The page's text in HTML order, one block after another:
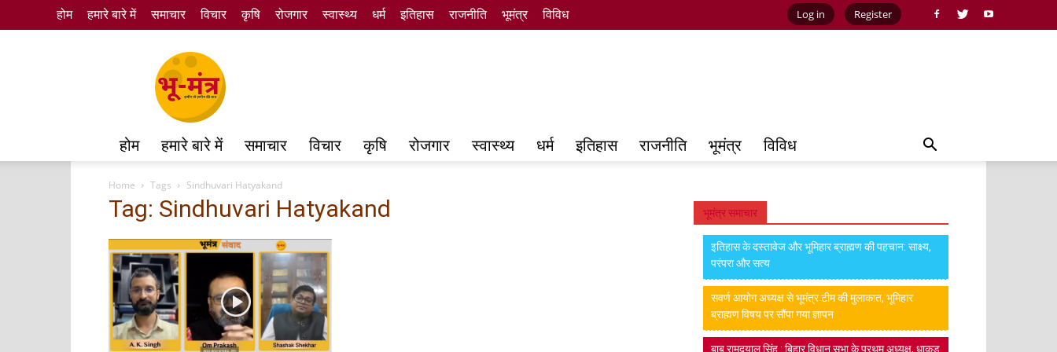
होम हमारे बारे में समाचार विचार कृषि रोजगार स्वास्थ्य धर्म इतिहास राजनीति भूमंत्र विविध Log in Register
होम हमारे बारे में समाचार विचार कृषि रोजगार स्वास्थ्य धर्म इतिहास राजनीति भूमंत्र विविध
Home Tags Sindhuvari Hatyakand
Tag: Sindhuvari Hatyakand भूमंत्र समाचार
इतिहास के दस्तावेज और भूमिहार ब्राह्मण की पहचान: साक्ष्य,
परंपरा और सत्य
सवर्ण आयोग अध्यक्ष से भूमंत्र टीम की मुलाकात, भूमिहार
ब्राह्मण विषय पर सौंपा गया ज्ञापन
बाबू रामदयालु सिंह : बिहार विधान सभा के प्रथम अध्यक्ष, धाकड़